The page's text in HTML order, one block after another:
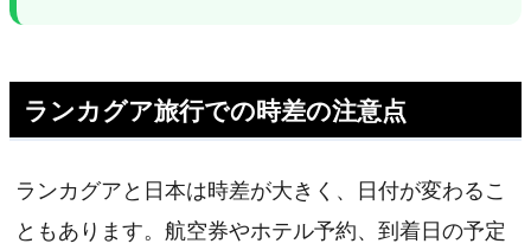
ランカグア旅行での時差の注意点
ランカグアと日本は時差が大きく、日付が変わるこ
ともあります。航空券やホテル予約、到着日の予定